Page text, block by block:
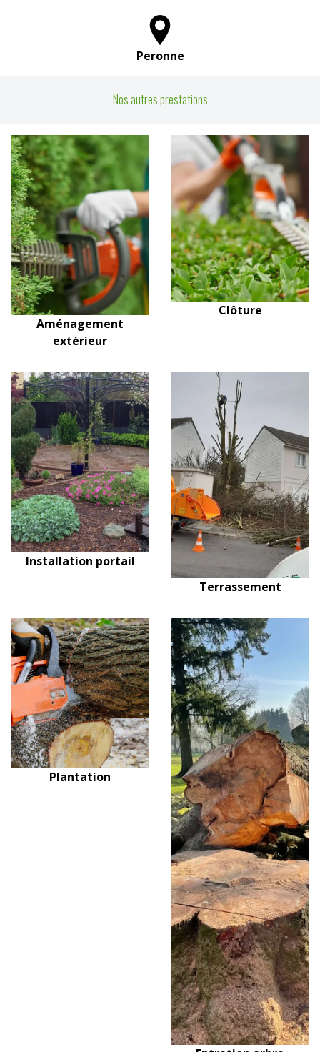
Peronne
Nos autres prestations
Aménagement
extérieur
Clôture
Installation portail
Terrassement
Plantation